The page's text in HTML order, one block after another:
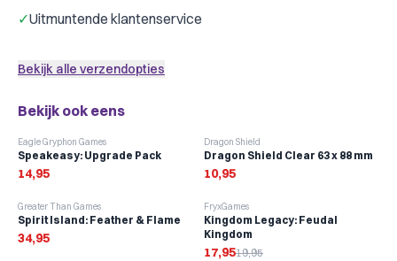
Slechts € 0,20 per kaart
Sleeves toevoegen
✓Uitmuntende klantenservice
Bekijk alle verzendopties
Bekijk ook eens
Eagle Gryphon Games
Speakeasy: Upgrade Pack
14,95
Dragon Shield
Dragon Shield Clear 63 x 88 mm
10,95
Greater Than Games
Spirit Island: Feather & Flame
34,95
-10%
FryxGames
Kingdom Legacy: Feudal
Kingdom
17,9519,95